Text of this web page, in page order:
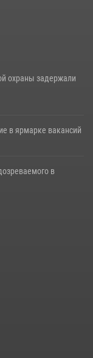
охраны задержали
в ярмарке вакансий
в